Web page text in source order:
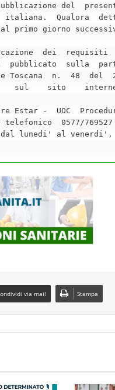
del
italiana.  Qualora
primo giorno
dei  requisiti
pubblicato  sulla
Toscana  n.  48  del
Estar -  UOC
0577/
dal lunedi' al venerdi'.
via mail Stampa